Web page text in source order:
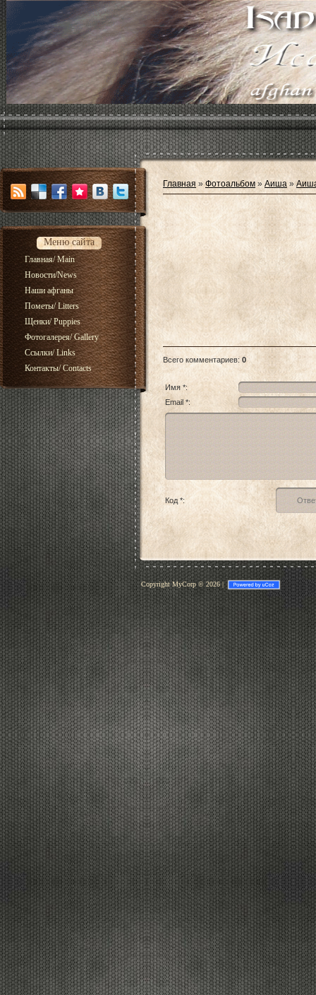
Меню сайта
Главная/ Main
Новости/News
Наши афганы
Пометы/ Litters
Щенки/ Puppies
Фотогалерея/ Gallery
Ссылки/ Links
Контакты/ Contacts
Главная » Фотоальбом » Аиша »
Всего комментариев: 0
Имя *:
Email *:
Код *:
Copyright MyCorp © 2026|